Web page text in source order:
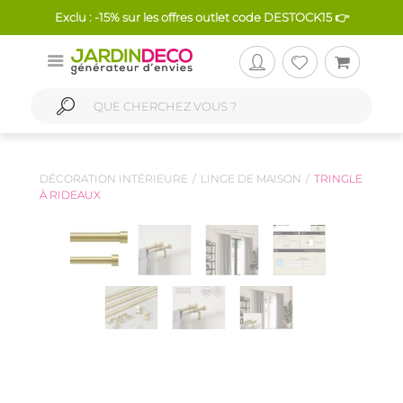
Exclu : -15% sur les offres outlet code DESTOCK15 👉
DÉCORATION INTÉRIEURE LINGE DE MAISON
TRINGLE
À RIDEAUX